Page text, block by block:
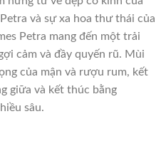
và sự xa hoa thư thái của
Petra mang đến một trải
cảm và đầy quyến rũ. Mùi
của mận và rượu rum, kết
giữa và kết thúc bằng
sâu.